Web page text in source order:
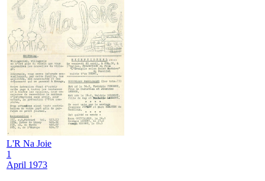
L'R Na Joie
1
April 1973